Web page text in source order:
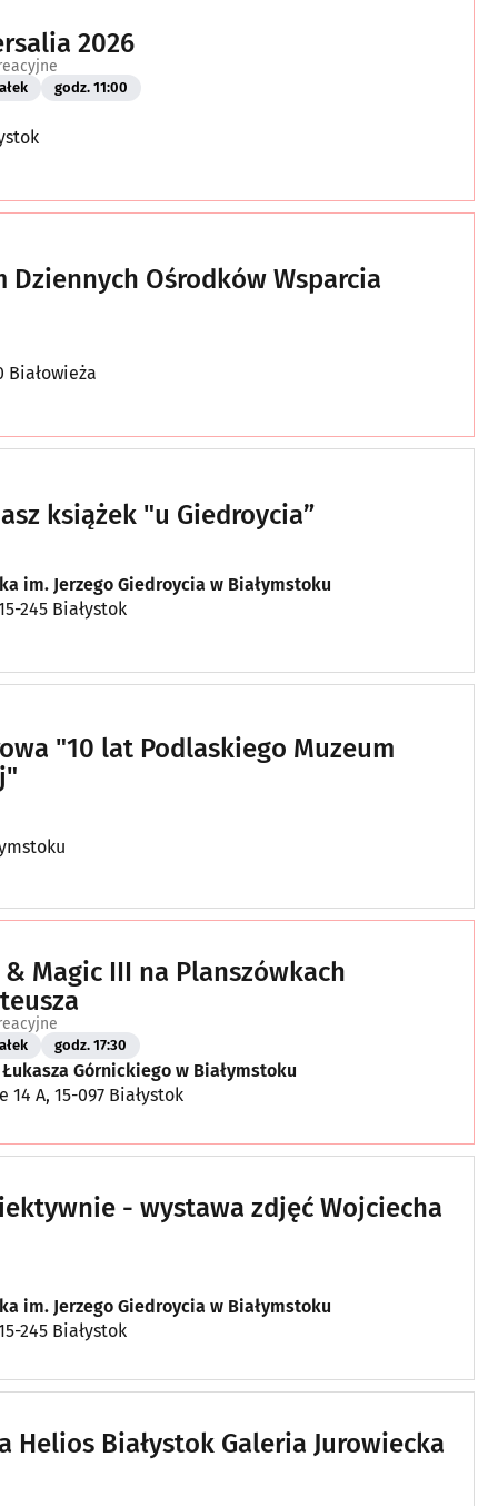
2026
godz. 11:00
Dziennych Ośrodków Wsparcia
Białowieża
książek "u Giedroycia”
im. Jerzego Giedroycia w Białymstoku
245 Białystok
"10 lat Podlaskiego Muzeum
Magic III na Planszówkach
godz. 17:30
Górnickiego w Białymstoku
14 A, 15-097 Białystok
- wystawa zdjęć Wojciecha
im. Jerzego Giedroycia w Białymstoku
245 Białystok
Helios Białystok Galeria Jurowiecka